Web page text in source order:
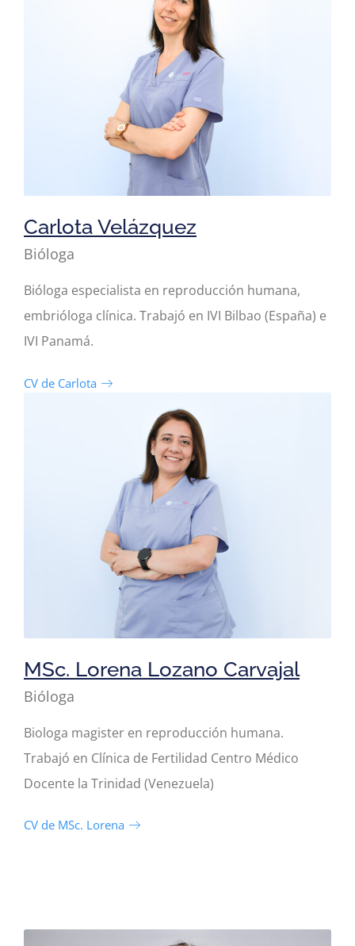
Carlota Velázquez
Bióloga
Bióloga especialista en reproducción humana,
embrióloga clínica. Trabajó en IVI Bilbao (España) e
IVI Panamá.
CV de Carlota
MSc. Lorena Lozano Carvajal
Bióloga
Biologa magister en reproducción humana.
Trabajó en Clínica de Fertilidad Centro Médico
Docente la Trinidad (Venezuela)
CV de MSc. Lorena